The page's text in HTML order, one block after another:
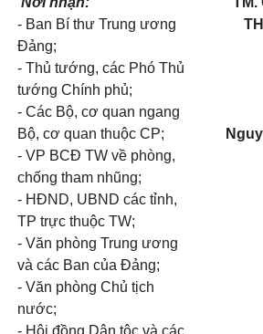
- Ban Bí thư Trung ương
Đảng;
- Thủ tướng, các Phó Thủ
tướng Chính phủ;
- Các Bộ, cơ quan ngang
Bộ, cơ quan thuộc CP;
- VP BCĐ TW về phòng,
chống tham nhũng;
- HĐND, UBND các tỉnh,
TP trực thuộc TW;
- Văn phòng Trung ương
và các Ban của Đảng;
- Văn phòng Chủ tịch
nước;
- Hội đồng Dân tộc và các